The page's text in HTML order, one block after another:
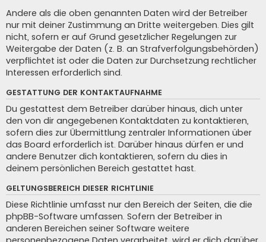
Andere als die oben genannten Daten wird der Betreiber
nur mit deiner Zustimmung an Dritte weitergeben. Dies gilt
nicht, sofern er auf Grund gesetzlicher Regelungen zur
Weitergabe der Daten (z. B. an Strafverfolgungsbehörden)
verpflichtet ist oder die Daten zur Durchsetzung rechtlicher
Interessen erforderlich sind.
GESTATTUNG DER KONTAKTAUFNAHME
Du gestattest dem Betreiber darüber hinaus, dich unter
den von dir angegebenen Kontaktdaten zu kontaktieren,
sofern dies zur Übermittlung zentraler Informationen über
das Board erforderlich ist. Darüber hinaus dürfen er und
andere Benutzer dich kontaktieren, sofern du dies in
deinem persönlichen Bereich gestattet hast.
GELTUNGSBEREICH DIESER RICHTLINIE
Diese Richtlinie umfasst nur den Bereich der Seiten, die die
phpBB-Software umfassen. Sofern der Betreiber in
anderen Bereichen seiner Software weitere